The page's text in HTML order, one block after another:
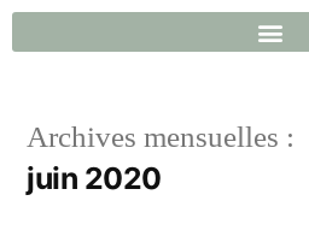
Archives mensuelles :
juin 2020